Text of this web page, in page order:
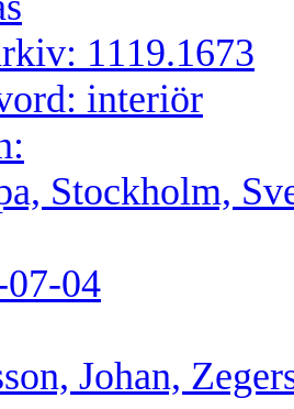
1119.1673
interiör
Stockholm,
04
Johan,